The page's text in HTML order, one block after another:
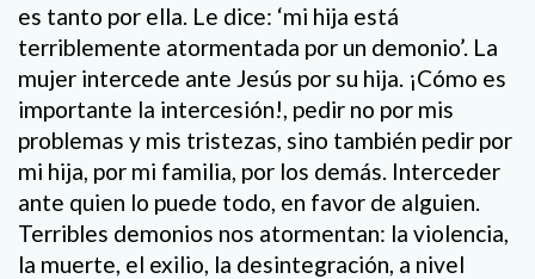
es tanto por ella. Le dice: ‘mi hija está
terriblemente atormentada por un demonio’. La
mujer intercede ante Jesús por su hija. ¡Cómo es
importante la intercesión!, pedir no por mis
problemas y mis tristezas, sino también pedir por
mi hija, por mi familia, por los demás. Interceder
ante quien lo puede todo, en favor de alguien.
Terribles demonios nos atormentan: la violencia,
la muerte, el exilio, la desintegración, a nivel